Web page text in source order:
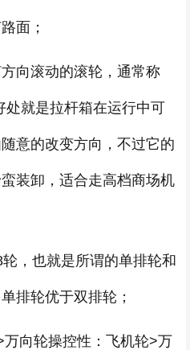
面；
向滚动的滚轮，通常称
处就是拉杆箱在运行中可
意的改变方向，不过它的
装卸，适合走高档商场机
，也就是所谓的单排轮和
排轮优于双排轮；
向轮操控性：飞机轮>万